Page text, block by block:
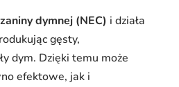
dymnej (NEC) i działa
gęsty,
dym. Dzięki temu może
efektowe, jak i